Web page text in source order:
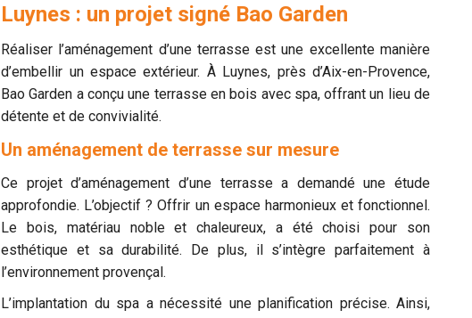
Luynes : un projet signé Bao Garden
Réaliser l’aménagement d’une terrasse est une excellente manière
d’embellir un espace extérieur. À Luynes, près d’Aix-en-Provence,
Bao Garden a conçu une terrasse en bois avec spa, offrant un lieu de
détente et de convivialité.
Un aménagement de terrasse sur mesure
Ce projet d’aménagement d’une terrasse a demandé une étude
approfondie. L’objectif ? Offrir un espace harmonieux et fonctionnel.
Le bois, matériau noble et chaleureux, a été choisi pour son
esthétique et sa durabilité. De plus, il s’intègre parfaitement à
l’environnement provençal.
L’implantation du spa a nécessité une planification précise. Ainsi,